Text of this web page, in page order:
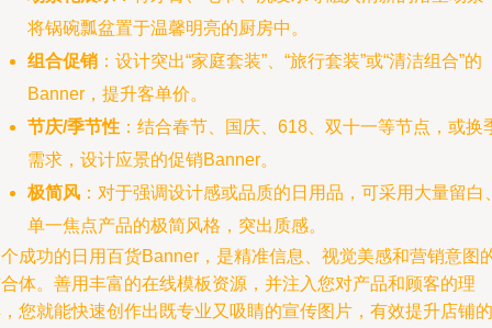
将锅碗瓢盆置于温馨明亮的厨房中。
组合促销 ：设计突出“家庭套装”、“旅行套装”或“清洁组合”的
Banner，提升客单价。
节庆/季节性 ：结合春节、国庆、618、双十一等节点，或换
需求，设计应景的促销Banner。
极简风 ：对于强调设计感或品质的日用品，可采用大量留白
单一焦点产品的极简风格，突出质感。
成功的日用百货Banner，是精准信息、视觉美感和营销意图
体。善用丰富的在线模板资源，并注入您对产品和顾客的理
您就能快速创作出既专业又吸睛的宣传图片，有效提升店铺的